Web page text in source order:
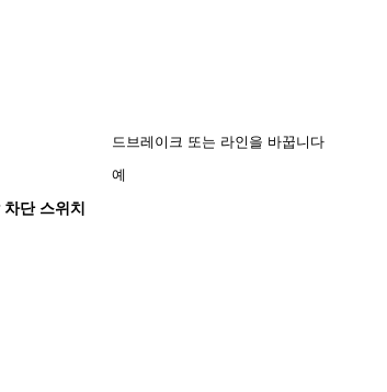
드브레이크 또는 라인을 바꿉니다
예
단 스위치